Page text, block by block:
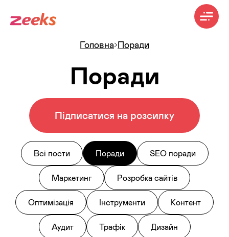
Головна Поради
Поради
Підписатися на розсилку
Всі пости Поради SEO поради
Маркетинг Розробка сайтів
Оптимізація Інструменти Контент
Аудит Трафік Дизайн